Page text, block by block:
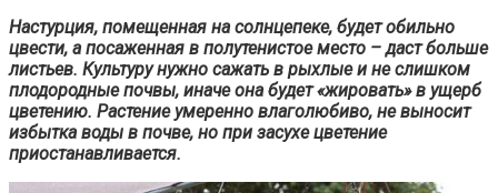
Настурция, помещенная на солнцепеке, будет обильно
цвести, а посаженная в полутенистое место – даст больше
листьев. Культуру нужно сажать в рыхлые и не слишком
плодородные почвы, иначе она будет «жировать» в ущерб
цветению. Растение умеренно влаголюбиво, не выносит
избытка воды в почве, но при засухе цветение
приостанавливается.